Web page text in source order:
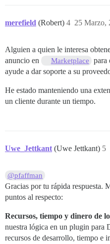
merefield (Robert) 25 Marzo,
4
Alguien a quien le interesa
anuncio en
Marketplace
para
ayude a dar soporte a su
He estado manteniendo una
un cliente durante un tiempo.
Uwe_Jettkant (Uwe Jettkant) 5
@pfaffman
Gracias por tu rápida respuesta.
puntos al respecto:
Recursos, tiempo y dinero de
nuestra lógica en un plugin para
recursos de desarrollo, tiempo e